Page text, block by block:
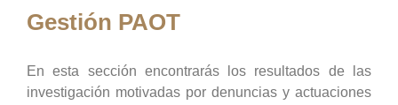
Gestión PAOT
En esta sección encontrarás los resultados de las
investigación motivadas por denuncias y actuaciones